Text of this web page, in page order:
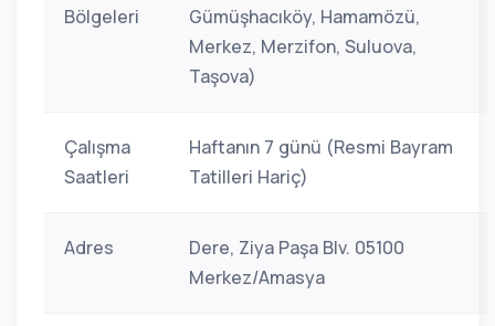
Bölgeleri
Gümüşhacıköy, Hamamözü,
Merkez, Merzifon, Suluova,
Taşova)
Çalışma
Saatleri
Haftanın 7 günü (Resmi Bayram
Tatilleri Hariç)
Adres
Dere, Ziya Paşa Blv. 05100
Merkez/Amasya